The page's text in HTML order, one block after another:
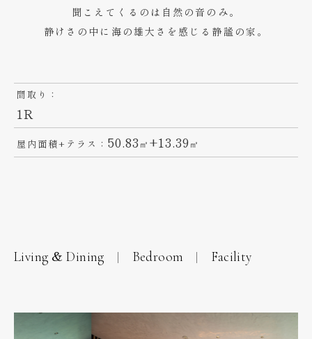
聞こえてくるのは自然の音のみ。
静けさの中に海の雄大さを感じる静謐の家。
間取り：
1R
屋内面積+テラス： 50.83 ㎡ +13.39 ㎡
Living & Dining Bedroom Facility